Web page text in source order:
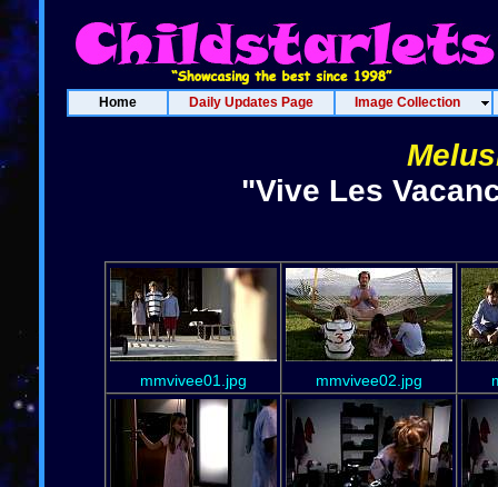
Home Daily Updates Page Image Collection
"Vive Les
mmvivee01.jpg mmvivee02.jpg